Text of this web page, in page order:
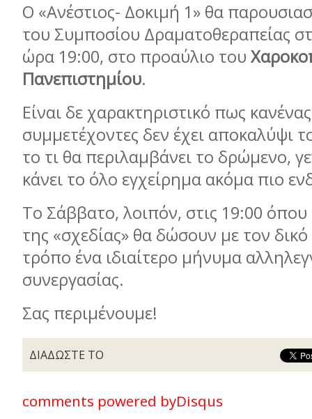
Ο «Ανέστιος- Δοκιμή 1» θα
του Συμποσίου Δραματοθεραπείας
ώρα 19:00, στο προαύλιο του
Πανεπιστημίου.
Είναι δε χαρακτηριστικό πως
συμμετέχοντες δεν έχει αποκαλύψι
το τι θα περιλαμβάνει το δρώμενο,
κάνει το όλο εγχείρημα ακόμα πιο
Το Σάββατο, λοιπόν, στις 19:00
της «σχεδίας» θα δώσουν με τον
τρόπο ένα ιδιαίτερο μήνυμα
συνεργασίας.
Σας περιμένουμε!
ΔΙΑΔΩΣΤΕ ΤΟ
comments powered byDisqus